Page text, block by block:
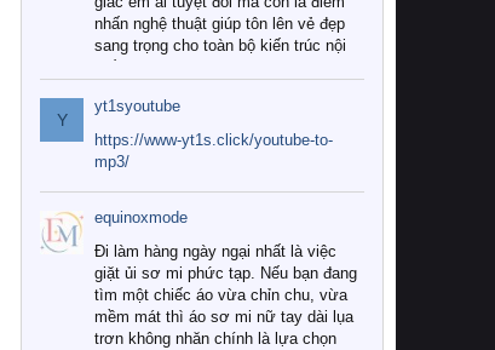
nhấn nghệ thuật giúp tôn lên vẻ đẹp
sang trọng cho toàn bộ kiến trúc nội
Tuy nhiên, giữa thị trường đa dạng
với vô vàn thương hiệu và mẫu mã
như hiện nay, làm thế nào để chọn
được những bộ chăn ga gối đệm cao
cấp thực sự chất lượng, phù hợp với
khí hậu và nhu cầu sử dụng của gia
đình? Hãy cùng chúng tôi đi tìm lời
giải đáp chi tiết qua bài viết dưới đây.
1. Tại sao các gia đình hiện đại lại ưa
chuộng chăn ga gối đệm cao cấp?
Y
yt1syoutube
https://www-yt1s.click/youtube-to-
mp3/
equinoxmode
Đi làm hàng ngày ngại nhất là việc
giặt ủi sơ mi phức tạp. Nếu bạn đang
tìm một chiếc áo vừa chỉn chu, vừa
mềm mát thì áo sơ mi nữ tay dài lụa
trơn không nhăn chính là lựa chọn